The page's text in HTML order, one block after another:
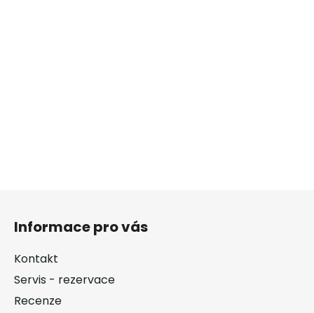
Informace pro vás
Kontakt
Servis - rezervace
Recenze